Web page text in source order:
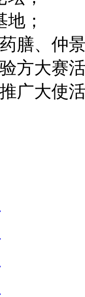
；
膳、仲
方大赛
广大使